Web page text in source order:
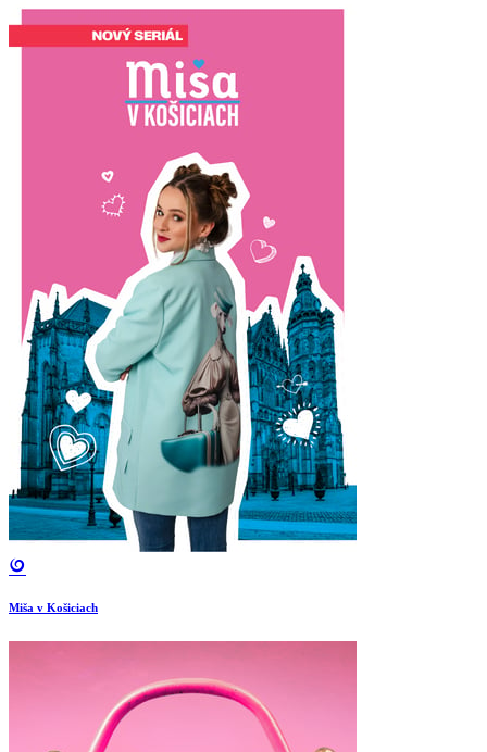
Miša v Košiciach